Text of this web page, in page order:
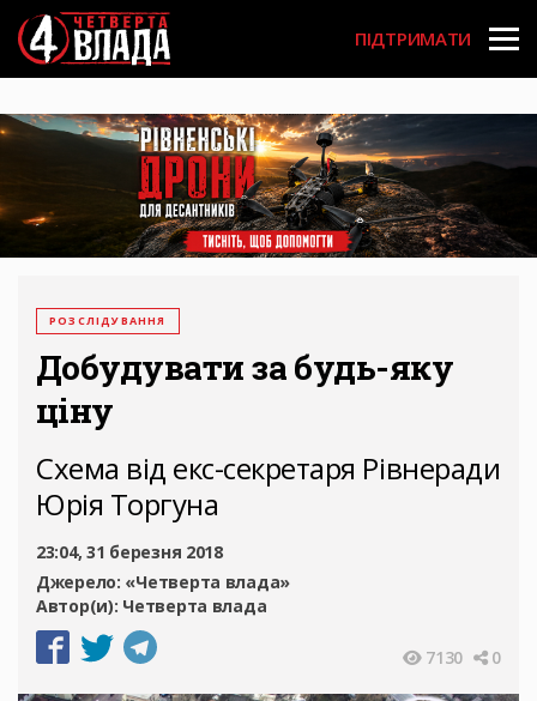
Перейти
до
основного
вмісту
User
account
menu
ПІДТРИМАТИ
РОЗСЛІДУВАННЯ
Добудувати за будь-яку
ціну
Схема від екс-секретаря Рівнеради
Юрія Торгуна
23:04, 31 березня 2018
Джерело: «Четверта влада»
Автор(и): Четверта влада
7130 0